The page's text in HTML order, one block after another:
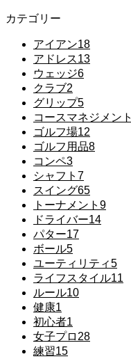
カテゴリー
アイアン18
アドレス13
ウェッジ6
クラブ2
グリップ5
コースマネジメント
ゴルフ場12
ゴルフ用品8
コンペ3
シャフト 7
スイング65
トーナメント 9
ドライバー14
パター17
ボール5
ユーティリティ5
ライフスタイル11
ルール10
健康1
初心者1
女子プロ 28
練習15